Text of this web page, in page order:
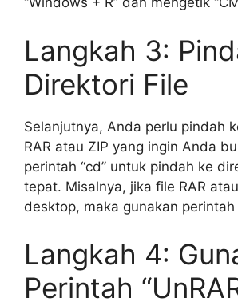
Langkah 3:
Direktori File
Selanjutnya, Anda perlu pindah
RAR atau ZIP yang ingin Anda
perintah “cd” untuk pindah ke
tepat. Misalnya, jika file RAR
desktop, maka gunakan perintah
Langkah 4:
Perintah